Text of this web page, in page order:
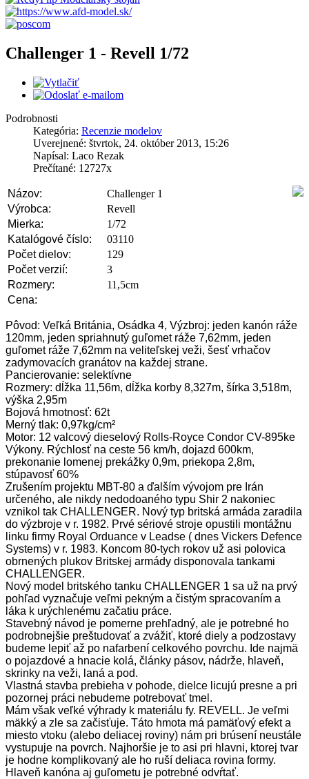
Challenger 1 - Revell 1/72
Podrobnosti
Kategória: Recenzie modelov
Uverejnené: štvrtok, 24. október 2013, 15:26
Napísal: Laco Rezak
Prečítané: 12727x
Názov:
Challenger 1
Výrobca:
Revell
Mierka:
1/72
Katalógové číslo:
03110
Počet dielov:
129
Počet verzií:
3
Rozmery:
11,5cm
Cena:
Pôvod: Veľká Británia, Osádka 4, Výzbroj: jeden kanón ráže
120mm, jeden spriahnutý guľomet ráže 7,62mm, jeden
guľomet ráže 7,62mm na veliteľskej veži, šesť vrhačov
zadymovacích granátov na každej strane.
Pancierovanie: selektívne
Rozmery: dĺžka 11,56m, dĺžka korby 8,327m, šírka 3,518m,
výška 2,95m
Bojová hmotnosť: 62t
Merný tlak: 0,97kg/cm²
Motor: 12 valcový dieselový Rolls-Royce Condor CV-895ke
Výkony. Rýchlosť na ceste 56 km/h, dojazd 600km,
prekonanie lomenej prekážky 0,9m, priekopa 2,8m,
stúpavosť 60%
Zrušením projektu MBT-80 a ďalším vývojom pre Irán
určeného, ale nikdy nedodoaného typu Shir 2 nakoniec
vznikol tak CHALLENGER. Nový typ britská armáda zaradila
do výzbroje v r. 1982. Prvé sériové stroje opustili montážnu
linku firmy Royal Orduance v Leadse ( dnes Vickers Defence
Systems) v r. 1983. Koncom 80-tych rokov už asi polovica
obrnených plukov Britskej armády disponovala tankami
CHALLENGER.
Nový model britského tanku CHALLENGER 1 sa už na prvý
pohľad vyznačuje veľmi pekným a čistým spracovaním a
láka k urýchlenému začatiu práce.
Stavebný návod je pomerne prehľadný, ale je potrebné ho
podrobnejšie preštudovať a zvážiť, ktoré diely a podzostavy
budeme lepiť až po nafarbení celkového povrchu. Ide najmä
o pojazdové a hnacie kolá, články pásov, nádrže, hlaveň,
skrinky na veži, laná a pod.
Vlastná stavba prebieha v pohode, dielce licujú presne a pri
pozornej práci nebudeme potrebovať tmel.
Mám však veľké výhrady k materiálu fy. REVELL. Je veľmi
mäkký a zle sa začisťuje. Táto hmota má pamäťový efekt a
miesto vtoku (alebo deliacej roviny) nám pri brúsení neustále
vystupuje na povrch. Najhoršie je to asi pri hlavni, ktorej tvar
je hodne komplikovaný ale ho ruší deliaca rovina formy.
Hlaveň kanóna aj guľometu je potrebné odvŕtať.